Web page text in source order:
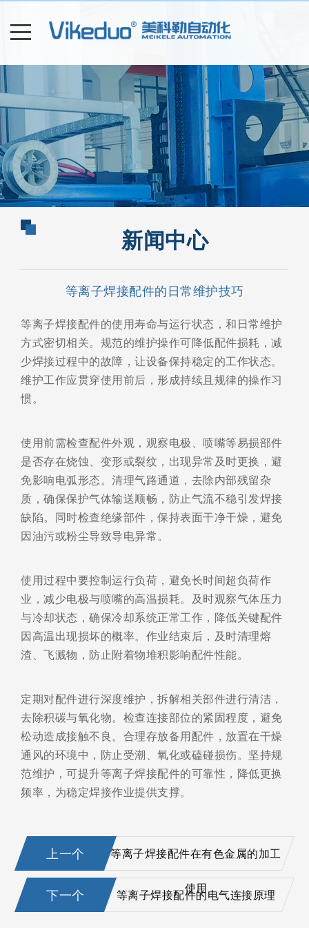
新闻中心
等离子焊接配件的日常维护技巧
等离子焊接配件的使用寿命与运行状态，和日常维护
方式密切相关。规范的维护操作可降低配件损耗，减
少焊接过程中的故障，让设备保持稳定的工作状态。
维护工作应贯穿使用前后，形成持续且规律的操作习
惯。
使用前需检查配件外观，观察电极、喷嘴等易损部件
是否存在烧蚀、变形或裂纹，出现异常及时更换，避
免影响电弧形态。清理气路通道，去除内部残留杂
质，确保保护气体输送顺畅，防止气流不稳引发焊接
缺陷。同时检查绝缘部件，保持表面干净干燥，避免
因油污或粉尘导致导电异常。
使用过程中要控制运行负荷，避免长时间超负荷作
业，减少电极与喷嘴的高温损耗。及时观察气体压力
与冷却状态，确保冷却系统正常工作，降低关键配件
因高温出现损坏的概率。作业结束后，及时清理熔
渣、飞溅物，防止附着物堆积影响配件性能。
定期对配件进行深度维护，拆解相关部件进行清洁，
去除积碳与氧化物。检查连接部位的紧固程度，避免
松动造成接触不良。合理存放备用配件，放置在干燥
通风的环境中，防止受潮、氧化或磕碰损伤。坚持规
范维护，可提升等离子焊接配件的可靠性，降低更换
频率，为稳定焊接作业提供支撑。
上一个 等离子焊接配件在有色金属的加工
使用
下一个 等离子焊接配件的电气连接原理